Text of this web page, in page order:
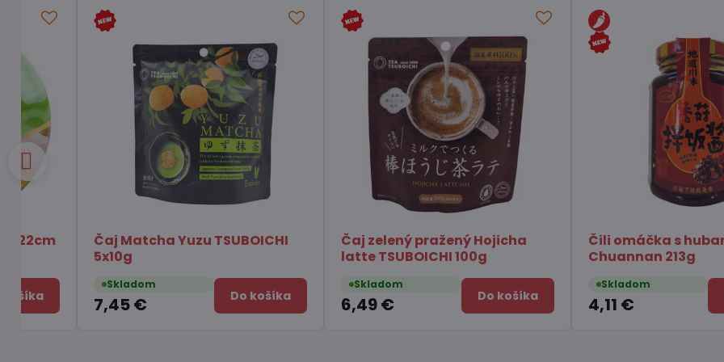
Podložka pod kórejskú misku
Skladom
3,25 € Do košíka
Rezance ostré syr Gouda
Chois Bibimmyeon 123g
Skladom
1,75 € Do košíka
Konjak Želé s príchuťou
broskyne ORIHIRO 120g
Skladom
2,64 € Do